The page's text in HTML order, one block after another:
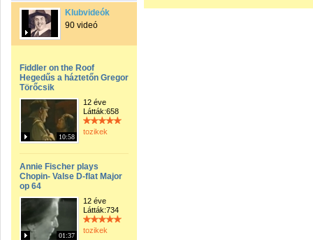
Klubvideók
90 videó
Fiddler on the Roof
Hegedűs a háztetőn Gregor
Törőcsik
10:58
12 éve
Látták:658
tozikek
Annie Fischer plays
Chopin- Valse D-flat Major
op 64
01:37
12 éve
Látták:734
tozikek